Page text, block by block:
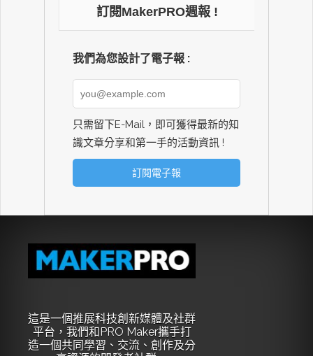
訂閱MakerPRO週報 !
我們為您設計了電子報 :
只需留下E-Mail，即可獲得最新的知
識文章分享和第一手的活動資訊 !
這是一個推展科技創新媒體及社群
平台，我們和PRO Maker攜手打
造一個共同學習、交流、創作及分